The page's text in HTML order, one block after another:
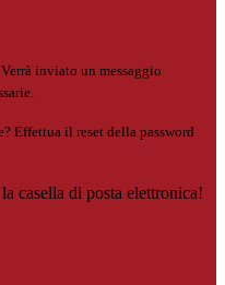
Verrà inviato un messaggio
Effettua il reset della password
casella di posta elettronica!